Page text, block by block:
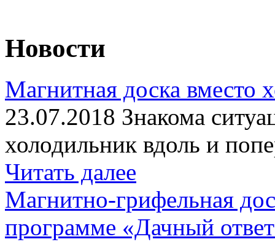
Новости
Магнитная доска вместо
23.07.2018 Знакома
холодильник вдоль и
Читать далее
Магнитно-грифельная
программе «Дачный